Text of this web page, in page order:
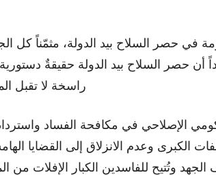
في حصر السلاح بيد الدولة، مثمّناً كل
حصر السلاح بيد الدولة حقيقةٌ دستورية
راسخة لا تقبل
الإصلاحي في مكافحة الفساد
الكبرى وعدم الانزلاق إلى القضايا
وتُتيح للفاسدين الكبار الإفلات من